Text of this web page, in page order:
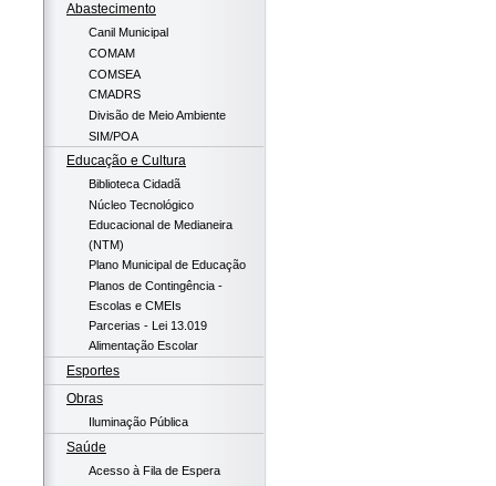
Abastecimento
Canil Municipal
COMAM
COMSEA
CMADRS
Divisão de Meio Ambiente
SIM/POA
Educação e Cultura
Biblioteca Cidadã
Núcleo Tecnológico
Educacional de Medianeira
(NTM)
Plano Municipal de Educação
Planos de Contingência -
Escolas e CMEIs
Parcerias - Lei 13.019
Alimentação Escolar
Esportes
Obras
Iluminação Pública
Saúde
Acesso à Fila de Espera